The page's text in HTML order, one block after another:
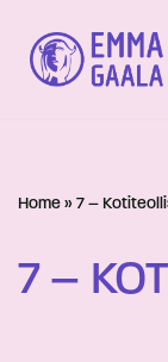
Siirry
suoraan
Home » 7 –
7 –